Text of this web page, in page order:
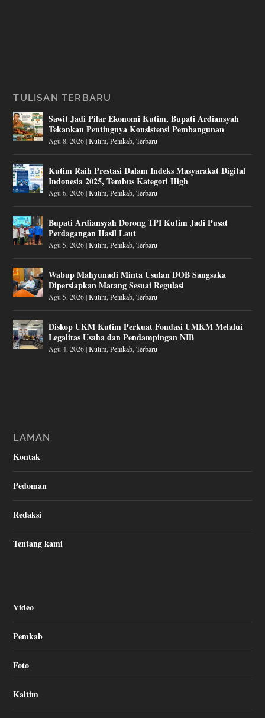
TULISAN TERBARU
Sawit Jadi Pilar Ekonomi Kutim, Bupati Ardiansyah
Tekankan Pentingnya Konsistensi Pembangunan
Agu 8, 2026|Kutim ,Pemkab ,Terbaru
Kutim Raih Prestasi Dalam Indeks Masyarakat Digital
Indonesia 2025, Tembus Kategori High
Agu 6, 2026|Kutim ,Pemkab ,Terbaru
Bupati Ardiansyah Dorong TPI Kutim Jadi Pusat
Perdagangan Hasil Laut
Agu 5, 2026|Kutim ,Pemkab ,Terbaru
Wabup Mahyunadi Minta Usulan DOB Sangsaka
Dipersiapkan Matang Sesuai Regulasi
Agu 5, 2026|Kutim ,Pemkab ,Terbaru
Diskop UKM Kutim Perkuat Fondasi UMKM Melalui
Legalitas Usaha dan Pendampingan NIB
Agu 4, 2026|Kutim ,Pemkab ,Terbaru
LAMAN
Kontak
Pedoman
Redaksi
Tentang kami
Video
Pemkab
Foto
Kaltim